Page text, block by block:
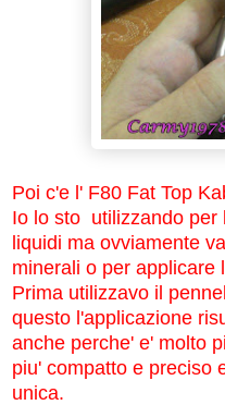
Poi c'e l' F80 Fat Top
Io lo sto utilizzando per
liquidi ma ovviamente
minerali o per applicare
Prima utilizzavo il
questo l'applicazione
anche perche' e' molto
piu' compatto e preciso
unica.